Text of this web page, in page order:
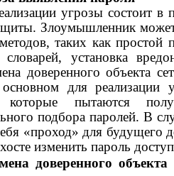
угрозы состоит
Злоумышленник
таких как простой
словарей, установка
доверенного объекта
для реализации
которые пытаются
подбора паролей. В
«проход» для будущего
изменить пароль
доверенного объекта